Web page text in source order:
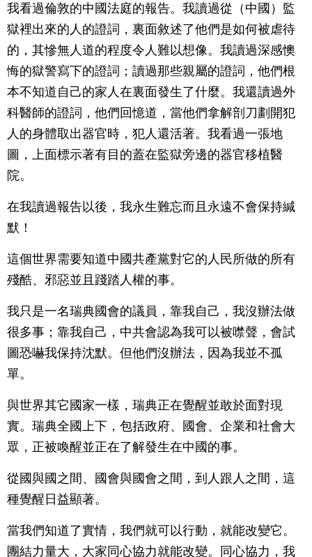
我看過倫敦的中國法庭的報告。我讀過從（中國）監
獄裡出來的人的證詞，裏面敘述了他們是如何被虐待
的，其慘無人道的程度令人難以想像。我讀過深感懊
悔的獄警寫下的證詞；讀過那些親屬的證詞，他們根
本不知道自己的家人在裏面發生了什麼。我還讀過外
科醫師的證詞，他們回憶道，當他們拿解剖刀劃開犯
人的身體取出器官時，犯人還活著。我看過一張地
圖，上面標示著有目的蓋在監獄旁邊的器官移植醫
院。
在我讀過報告以後，我永生難忘而且永遠不會保持緘
默！
這個世界需要知道中國共產黨對它的人民所做的所有
殘酷、邪惡並且踐踏人權的事。
我只是一名瑞典國會的議員，靠我自己，我沒辦法做
很多事；靠我自己，中共會認為我可以被噤聲，會試
圖恐嚇我保持沈默。但他們沒辦法，因為我並不孤
單。
與世界其它國家一樣，瑞典正在覺醒並敢於面對現
實。瑞典全國上下，包括政府、國會、企業和社會大
眾，正被喚醒並正在了解發生在中國的事。
從國與國之間、國會與國會之間，到人跟人之間，這
種覺醒日益顯著。
當我們知道了實情，我們就可以行動，就能改變它。
團結力量大，大家同心協力就能改變。同心協力，我